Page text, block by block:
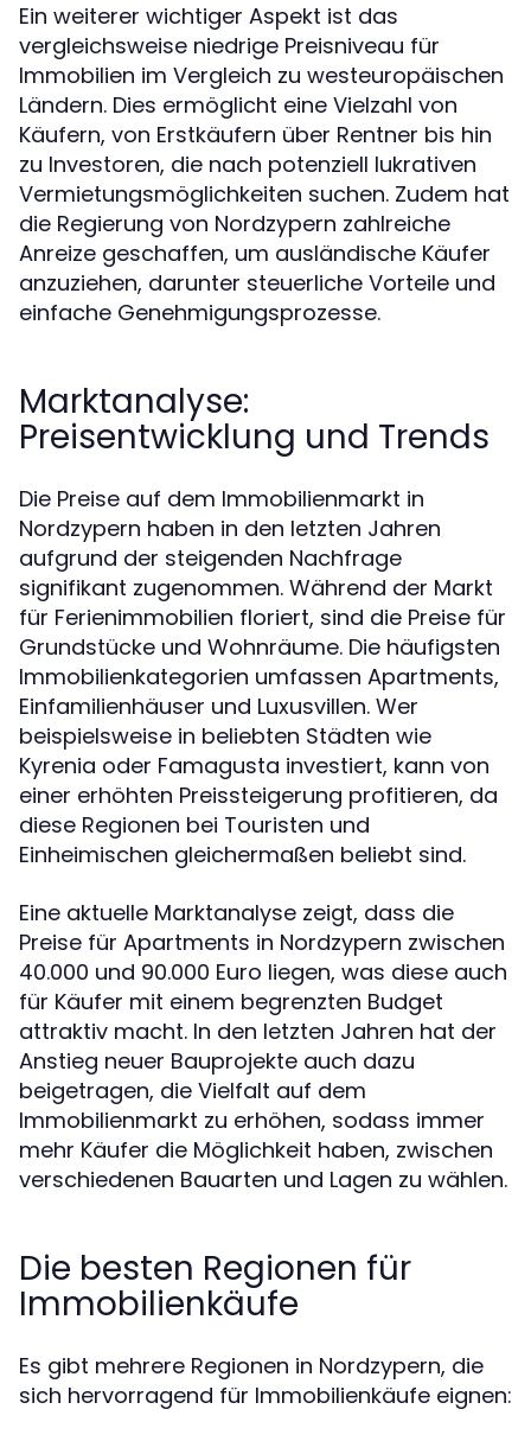
Ein weiterer wichtiger Aspekt ist das
vergleichsweise niedrige Preisniveau für
Immobilien im Vergleich zu westeuropäischen
Ländern. Dies ermöglicht eine Vielzahl von
Käufern, von Erstkäufern über Rentner bis hin
zu Investoren, die nach potenziell lukrativen
Vermietungsmöglichkeiten suchen. Zudem hat
die Regierung von Nordzypern zahlreiche
Anreize geschaffen, um ausländische Käufer
anzuziehen, darunter steuerliche Vorteile und
einfache Genehmigungsprozesse.
Marktanalyse:
Preisentwicklung und Trends
Die Preise auf dem Immobilienmarkt in
Nordzypern haben in den letzten Jahren
aufgrund der steigenden Nachfrage
signifikant zugenommen. Während der Markt
für Ferienimmobilien floriert, sind die Preise für
Grundstücke und Wohnräume. Die häufigsten
Immobilienkategorien umfassen Apartments,
Einfamilienhäuser und Luxusvillen. Wer
beispielsweise in beliebten Städten wie
Kyrenia oder Famagusta investiert, kann von
einer erhöhten Preissteigerung profitieren, da
diese Regionen bei Touristen und
Einheimischen gleichermaßen beliebt sind.
Eine aktuelle Marktanalyse zeigt, dass die
Preise für Apartments in Nordzypern zwischen
40.000 und 90.000 Euro liegen, was diese auch
für Käufer mit einem begrenzten Budget
attraktiv macht. In den letzten Jahren hat der
Anstieg neuer Bauprojekte auch dazu
beigetragen, die Vielfalt auf dem
Immobilienmarkt zu erhöhen, sodass immer
mehr Käufer die Möglichkeit haben, zwischen
verschiedenen Bauarten und Lagen zu wählen.
Die besten Regionen für
Immobilienkäufe
Es gibt mehrere Regionen in Nordzypern, die
sich hervorragend für Immobilienkäufe eignen: